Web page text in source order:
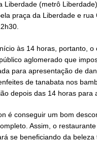
Liberdade (metrô Liberdade),
praça da Liberdade e
às 14 horas, portanto,
aglomerado que
para apresentação de
de tanabata nos
depois das 14 horas para
é conseguir um bom
Assim, o
se beneficiando da